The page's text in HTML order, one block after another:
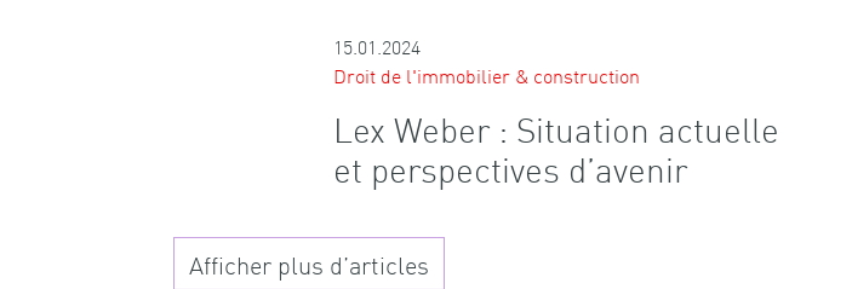
15.01.2024
Droit de l'immobilier & construction
Lex Weber : Situation actuelle
et perspectives d’avenir
Afficher plus d’articles